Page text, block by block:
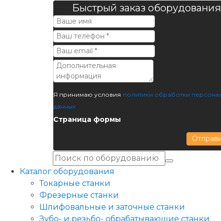
Быстрый заказ оборудования
Я принимаю условия политики обработки
данных
Страница формы
Каталог оборудования
Токарные станки
Фрезерные станки
Шлифовальные и заточные станки
Зубо- и резьбо- обрабатывающие станки